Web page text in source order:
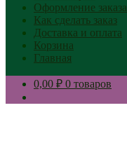
Оформление заказа
Как сделать заказ
Доставка и оплата
Корзина
Главная
0,00 ₽ 0 товаров